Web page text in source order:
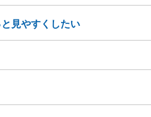
見やすくしたい